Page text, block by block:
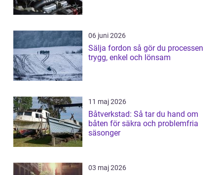
06 juni 2026
Sälja fordon så gör du processen
trygg, enkel och lönsam
11 maj 2026
Båtverkstad: Så tar du hand om
båten för säkra och problemfria
säsonger
03 maj 2026